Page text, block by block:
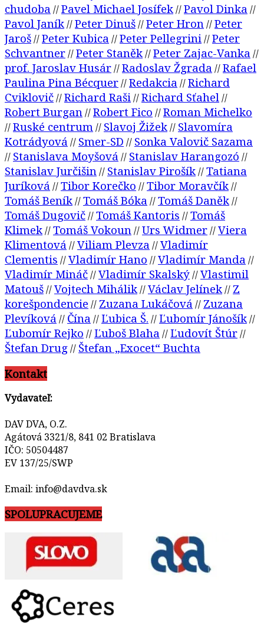
chudoba //Pavel Michael Josífek//Pavol Dinka //
Pavol Janík//Peter Dinuš//Peter Hron //Peter
Jaroš//Peter Kubica //Peter Pellegrini //Peter
Schvantner//Peter Staněk//Peter Zajac-Vanka //
prof. Jaroslav Husár//Radoslav Žgrada //Rafael
Paulina Pina Bécquer//Redakcia //Richard
Cviklovič//Richard Raši //Richard Sťahel //
Robert Burgan //Robert Fico //Roman Michelko
//Ruské centrum // Slavoj Žižek// Slavomíra
Kotrádyová // Smer-SD // Sonka Valovič Sazama
// Stanislava Moyšová // Stanislav Harangozó //
Stanislav Jurčišin // Stanislav Pirošík//Tatiana
Juríková //Tibor Korečko //Tibor Moravčík//
Tomáš Beník//Tomáš Bóka //Tomáš Daněk//
Tomáš Dugovič//Tomáš Kantoris //Tomáš
Klimek//Tomáš Vokoun //Urs Widmer//Viera
Klimentová //Viliam Plevza //Vladimír
Clementis //Vladimír Hano //Vladimír Manda //
Vladimír Mináč//Vladimír Skalský//Vlastimil
Matouš//Vojtech Mihálik//Václav Jelínek// Z
korešpondencie // Zuzana Lukáčová // Zuzana
Plevíková // Čína //Ľubica Š. //Ľubomír Jánošík//
Ľubomír Rejko //Ľuboš Blaha //Ľudovít Štúr//
Štefan Drug// Štefan „Exocet“ Buchta
Kontakt
Vydavateľ:
DAV DVA, O.Z.
Agátová 3321/8, 841 02 Bratislava
IČO: 50504487
EV 137/25/SWP
Email: info@davdva.sk
SPOLUPRACUJEME